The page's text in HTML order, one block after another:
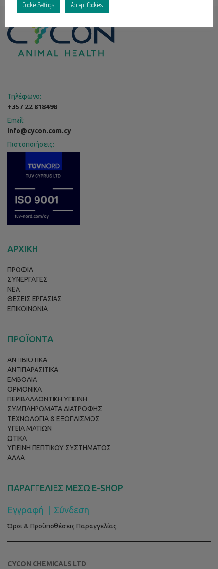
Τηλέφωνο:
+357 22 818498
Email:
info@cycon.com.cy
Πιστοποιήσεις:
ΑΡΧΙΚΗ
ΠΡΟΦΙΛ
ΣΥΝΕΡΓΑΤΕΣ
ΝΕΑ
ΘΕΣΕΙΣ ΕΡΓΑΣΙΑΣ
ΕΠΙΚΟΙΝΩΝΙΑ
ΠΡΟΪΟΝΤΑ
ΑΝΤΙΒΙΟΤΙΚΑ
ΑΝΤΙΠΑΡΑΣΙΤΙΚΑ
ΕΜΒΟΛΙΑ
ΟΡΜΟΝΙΚΑ
ΠΕΡΙΒΑΛΛΟΝΤΙΚΗ ΥΓΙΕΙΝΗ
ΣΥΜΠΛΗΡΩΜΑΤΑ ΔΙΑΤΡΟΦΗΣ
ΤΕΧΝΟΛΟΓΙΑ & ΕΞΟΠΛΙΣΜΟΣ
ΥΓΕΙΑ ΜΑΤΙΩΝ
ΩΤΙΚΑ
ΥΓΙΕΙΝΗ ΠΕΠΤΙΚΟΥ ΣΥΣΤΗΜΑΤΟΣ
ΑΛΛΑ
ΠΑΡΑΓΓΕΛΙΕΣ ΜΕΣΩ E-SHOP
Εγγραφή Σύνδεση
Όροι & Προϋποθέσεις Παραγγελίας
CYCON CHEMICALS LTD
Cookie Settings Accept Cookies